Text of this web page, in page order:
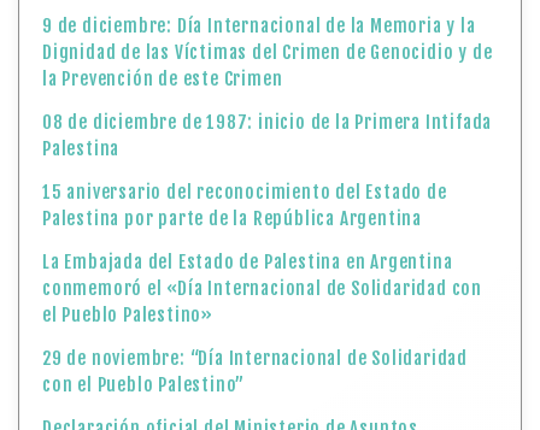
9 de diciembre: Día Internacional de la Memoria y la
Dignidad de las Víctimas del Crimen de Genocidio y de
la Prevención de este Crimen
08 de diciembre de 1987: inicio de la Primera Intifada
Palestina
15 aniversario del reconocimiento del Estado de
Palestina por parte de la República Argentina
La Embajada del Estado de Palestina en Argentina
conmemoró el «Día Internacional de Solidaridad con
el Pueblo Palestino»
29 de noviembre: “Día Internacional de Solidaridad
con el Pueblo Palestino”